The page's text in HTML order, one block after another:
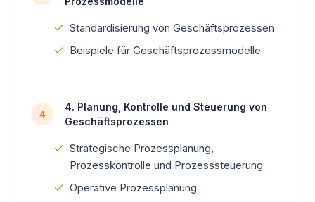
Standardisierung von Geschäftsprozessen
Beispiele für Geschäftsprozessmodelle
4
4. Planung, Kontrolle und Steuerung von
Geschäftsprozessen
Strategische Prozessplanung,
Prozesskontrolle und Prozesssteuerung
Operative Prozessplanung